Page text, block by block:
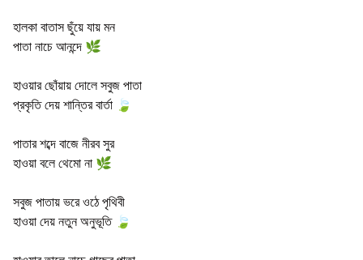
হালকা বাতাস ছুঁয়ে যায় মন
পাতা নাচে আনন্দে 🌿
হাওয়ার ছোঁয়ায় দোলে সবুজ পাতা
প্রকৃতি দেয় শান্তির বার্তা 🍃
পাতার শব্দে বাজে নীরব সুর
হাওয়া বলে থেমো না 🌿
সবুজ পাতায় ভরে ওঠে পৃথিবী
হাওয়া দেয় নতুন অনুভূতি 🍃